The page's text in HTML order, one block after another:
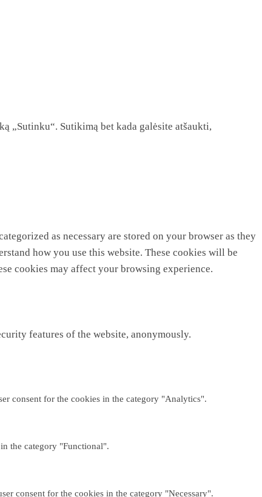
„Sutinku“. Sutikimą bet kada galėsite atšaukti,
as necessary are stored on your browser as they
how you use this website. These cookies will be
cookies may affect your browsing experience.
features of the website, anonymously.
consent for the cookies in the category "Analytics".
the category "Functional".
consent for the cookies in the category "Necessary".